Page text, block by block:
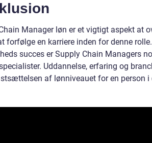
Manager løn er et vigtigt aspekt at
forfølge en karriere inden for denne
succes er Supply Chain Managers
Uddannelse, erfaring og
af lønniveauet for en person i